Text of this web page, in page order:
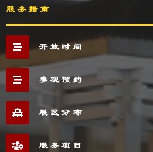
服务指南
开放时间
参观预约
展区分布
服务项目